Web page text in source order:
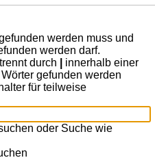
werden muss und
werden darf.
durch
innerhalb einer
gefunden werden
für teilweise
oder Suche wie